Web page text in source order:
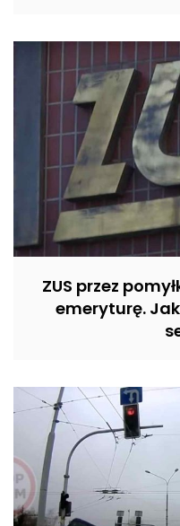
ZUS przez
emeryturę.